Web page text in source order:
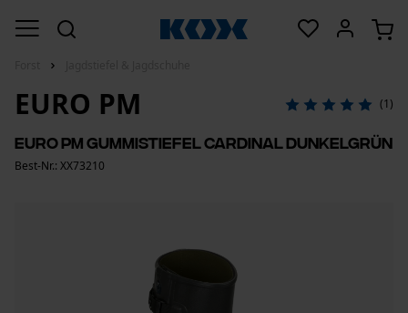
EURO PM (1)
Euro PM Gummistiefel Cardinal Dunkelgrün
Best-Nr.: XX73210